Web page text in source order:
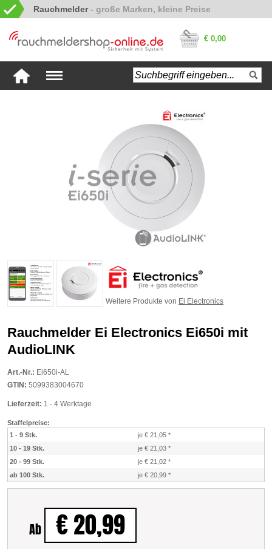
Rauchmelder
€ 0,00
Weitere Produkte von Ei Electronics
Rauchmelder Ei Electronics Ei650i mit
AudioLINK
Art.-Nr.: Ei650i-AL
GTIN: 5099383004670
Lieferzeit: 1 - 4 Werktage
Staffelpreise:
1 - 9 Stk.
je € 21,05 *
10 - 19 Stk.
je € 21,03 *
20 - 99 Stk.
je € 21,02 *
ab 100 Stk.
je € 20,99 *
Ab € 20,99